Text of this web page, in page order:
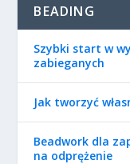
BEADING
Szybki start w
zabieganych
Jak tworzyć
Beadwork dla
na odprężenie